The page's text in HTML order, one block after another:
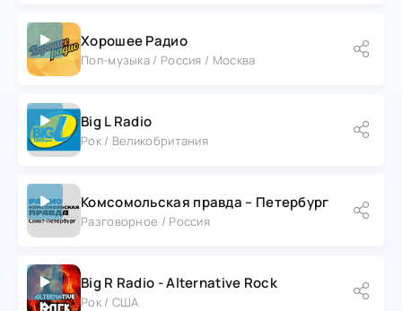
Хорошее Радио
Поп-музыка / Россия / Москва
Big L Radio
Рок / Великобритания
Комсомольская правда – Петербург
Разговорное / Россия
Big R Radio - Alternative Rock
Рок / США